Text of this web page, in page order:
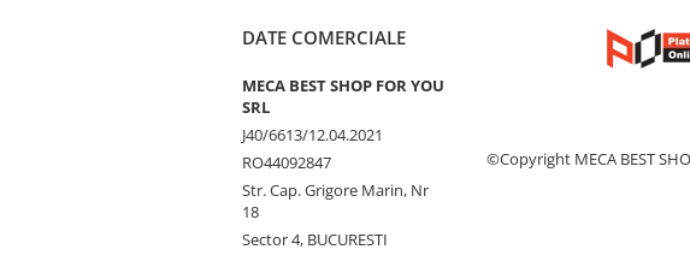
DATE COMERCIALE
MECA BEST SHOP FOR YOU
SRL
J40/6613/12.04.2021
RO44092847
Str. Cap. Grigore Marin, Nr
18
Sector 4, BUCURESTI
©Copyright MECA BEST